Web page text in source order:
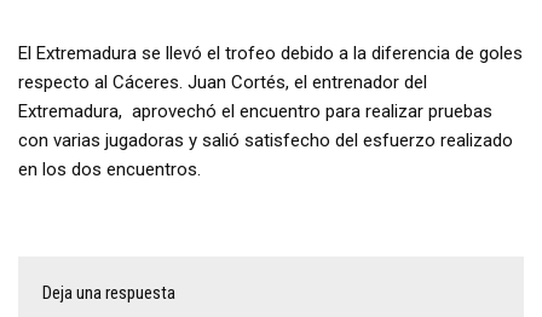
El Extremadura se llevó el trofeo debido a la diferencia de goles
respecto al Cáceres. Juan Cortés, el entrenador del
Extremadura, aprovechó el encuentro para realizar pruebas
con varias jugadoras y salió satisfecho del esfuerzo realizado
en los dos encuentros.
Deja una respuesta